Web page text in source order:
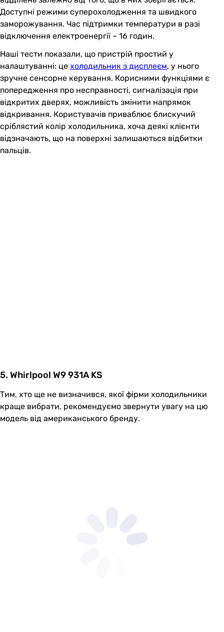
Доступні режими суперохолодження та швидкого
заморожування. Час підтримки температури в разі
відключення електроенергії – 16 годин.
Наші тести показали, що пристрій простий у
налаштуванні: це холодильник з дисплеєм, у нього
зручне сенсорне керування. Корисними функціями є
попередження про несправності, сигналізація при
відкритих дверях, можливість змінити напрямок
відкривання. Користувачів приваблює блискучий
сріблястий колір холодильника, хоча деякі клієнти
відзначають, що на поверхні залишаються відбитки
пальців.
5. Whirlpool W9 931A KS
Тим, хто ще не визначився, якої фірми холодильники
краще вибрати, рекомендуємо звернути увагу на цю
модель від американського бренду.